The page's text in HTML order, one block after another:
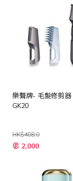
樂聲牌- 毛髮修剪器
GK20
HK$408.0
特
殊 2,000